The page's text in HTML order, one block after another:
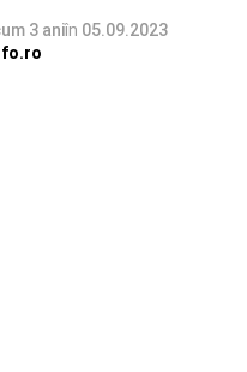
3 aniîn 05.09.2023